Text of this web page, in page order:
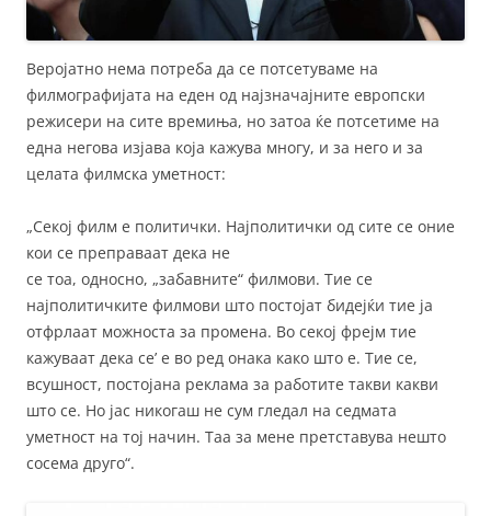
Веројатно нема потреба да се потсетуваме на
филмографијата на еден од најзначајните европски
режисери на сите времиња, но затоа ќе потсетиме на
една негова изјава која кажува многу, и за него и за
целата филмска уметност:
„Секој филм е политички. Најполитички од сите се оние
кои се преправаат дека не
се тоа, односно, „забавните“ филмови. Тие се
најполитичките филмови што постојат бидејќи тие ја
отфрлаат можноста за промена. Во секој фрејм тие
кажуваат дека се’ е во ред онака како што е. Тие се,
всушност, постојана реклама за работите такви какви
што се. Но јас никогаш не сум гледал на седмата
уметност на тој начин. Таа за мене претставува нешто
сосема друго“.